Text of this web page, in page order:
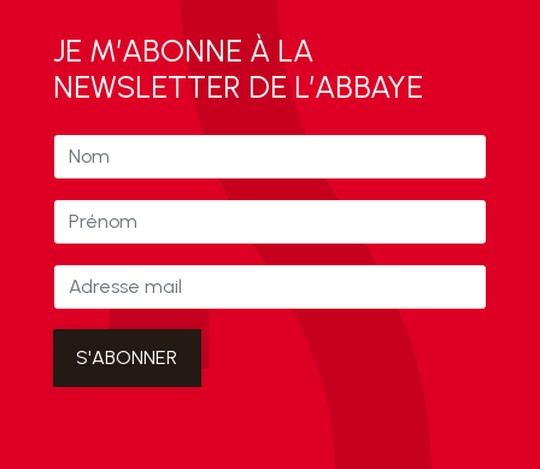
JE M’ABONNE À LA
NEWSLETTER DE L’ABBAYE